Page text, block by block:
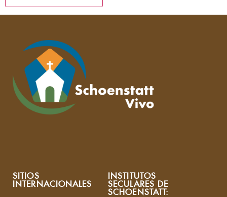
SITIOS
INTERNACIONALES
INSTITUTOS
SECULARES DE
SCHOENSTATT: